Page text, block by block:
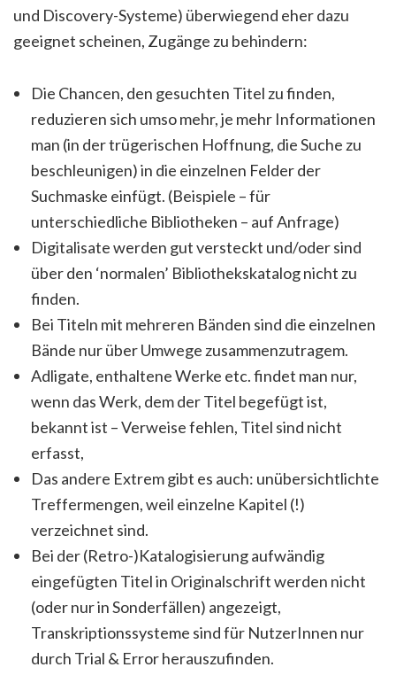
und Discovery-Systeme) überwiegend eher dazu
geeignet scheinen, Zugänge zu behindern:
Die Chancen, den gesuchten Titel zu finden,
reduzieren sich umso mehr, je mehr Informationen
man (in der trügerischen Hoffnung, die Suche zu
beschleunigen) in die einzelnen Felder der
Suchmaske einfügt. (Beispiele – für
unterschiedliche Bibliotheken – auf Anfrage)
Digitalisate werden gut versteckt und/oder sind
über den ‘normalen’ Bibliothekskatalog nicht zu
finden.
Bei Titeln mit mehreren Bänden sind die einzelnen
Bände nur über Umwege zusammenzutragem.
Adligate, enthaltene Werke etc. findet man nur,
wenn das Werk, dem der Titel begefügt ist,
bekannt ist – Verweise fehlen, Titel sind nicht
erfasst,
Das andere Extrem gibt es auch: unübersichtlichte
Treffermengen, weil einzelne Kapitel (!)
verzeichnet sind.
Bei der (Retro-)Katalogisierung aufwändig
eingefügten Titel in Originalschrift werden nicht
(oder nur in Sonderfällen) angezeigt,
Transkriptionssysteme sind für NutzerInnen nur
durch Trial & Error herauszufinden.